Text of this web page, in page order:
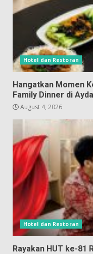
Hotel dan Restoran
Hangatkan Momen
Family Dinner di
August 4, 2026
Hotel dan Restoran
Rayakan HUT ke-81